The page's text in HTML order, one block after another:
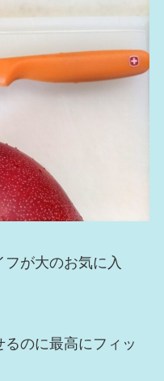
が大のお気に入
のに最高にフィッ